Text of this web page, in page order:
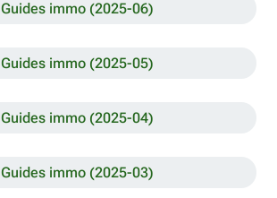
Guides immo (2025-06)
Guides immo (2025-05)
Guides immo (2025-04)
Guides immo (2025-03)